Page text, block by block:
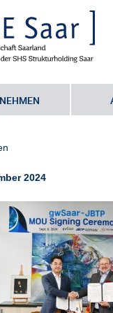
sich hier:
im Saarland •KIST Europe
2024